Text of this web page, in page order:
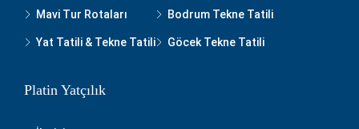
Mavi Tur Rotaları
Yat Tatili & Tekne Tatili
Bodrum Tekne Tatili
Göcek Tekne Tatili
Platin Yatçılık